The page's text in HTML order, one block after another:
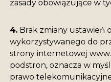
zasady obowiązujące w
4. Brak zmiany ustawień
wykorzystywanego do
strony internetowej
podstron, oznacza w
prawo